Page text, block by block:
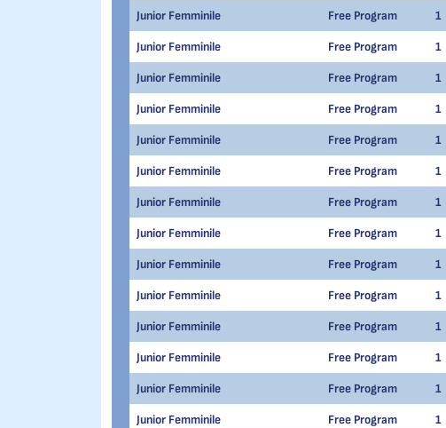
Junior Femminile Free Program 1
Junior Femminile Free Program 1
Junior Femminile Free Program 1
Junior Femminile Free Program 1
Junior Femminile Free Program 1
Junior Femminile Free Program 1
Junior Femminile Free Program 1
Junior Femminile Free Program 1
Junior Femminile Free Program 1
Junior Femminile Free Program 1
Junior Femminile Free Program 1
Junior Femminile Free Program 1
Junior Femminile Free Program 1
Junior Femminile Free Program 1